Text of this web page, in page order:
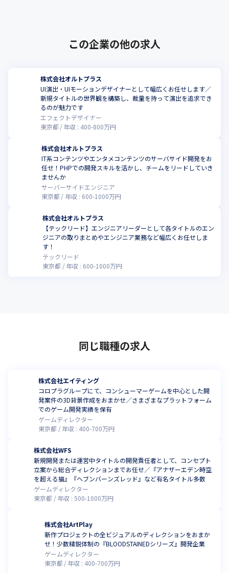
この企業の他の求人
株式会社オルトプラス
UI演出・UIモーションデザイナーとして幅広くお任せします／
新規タイトルの世界観を構築し、裁量を持って演出を追求でき
るのが魅力です
エフェクトデザイナー
東京都
年収 : 400-800万円
株式会社オルトプラス
IT系コンテンツやエンタメコンテンツのサーバサイド開発をお
任せ！PHPでの開発スキルを活かし、チームをリードしていき
ませんか
サーバーサイドエンジニア
東京都
年収 : 600-1000万円
株式会社オルトプラス
【テックリード】エンジニアリーダーとして各タイトルのエン
ジニアの取りまとめやエンジニア業務など幅広くお任せしま
す！
テックリード
東京都
年収 : 600-1000万円
同じ職種の求人
株式会社エイティング
コロプラグループにて、コンシューマーゲームを中心とした開
発案件の3D背景作成をおまかせ／さまざまなプラットフォーム
でのゲーム開発実績を保有
ゲームディレクター
東京都
年収 : 400-700万円
株式会社WFS
新規開発または運営中タイトルの開発責任者として、コンセプト
立案から総合ディレクションまでお任せ／『アナザーエデン時空
を超える猫』『ヘブンバーンズレッド』など有名タイトル多数
ゲームディレクター
東京都
年収 :500-1000万円
株式会社ArtPlay
新作プロジェクトの全ビジュアルのディレクションをおまか
せ！少数精鋭体制の『BLOODSTAINEDシリーズ』開発企業
ゲームディレクター
東京都
年収 : 400-700万円